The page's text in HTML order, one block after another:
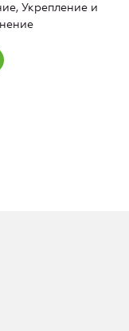
Укрепление и